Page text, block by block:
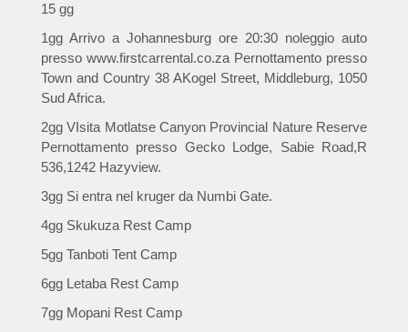
15 gg
1gg Arrivo a Johannesburg ore 20:30 noleggio auto
presso www.firstcarrental.co.za Pernottamento presso
Town and Country 38 AKogel Street, Middleburg, 1050
Sud Africa.
2gg VIsita Motlatse Canyon Provincial Nature Reserve
Pernottamento presso Gecko Lodge, Sabie Road,R
536,1242 Hazyview.
3gg Si entra nel kruger da Numbi Gate.
4gg Skukuza Rest Camp
5gg Tanboti Tent Camp
6gg Letaba Rest Camp
7gg Mopani Rest Camp